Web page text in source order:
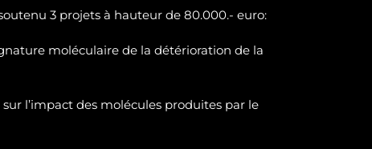
3 projets à hauteur de 80.000.- euro:
moléculaire de la détérioration de la
l’impact des molécules produites par le